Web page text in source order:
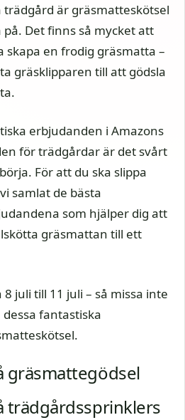
är gräsmatteskötsel
Det finns så mycket att
skapa en frodig gräsmatta –
gräsklipparen till att gödsla
erbjudanden i Amazons
för trädgårdar är det svårt
För att du ska slippa
samlat de bästa
som hjälper dig att
gräsmattan till ett
juli till 11 juli – så missa inte
fantastiska
gräsmattegödsel
trädgårdssprinklers